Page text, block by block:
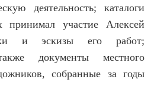
деятельность; каталоги
принимал участие Алексей
и эскизы его работ;
документы местного
собранные за годы